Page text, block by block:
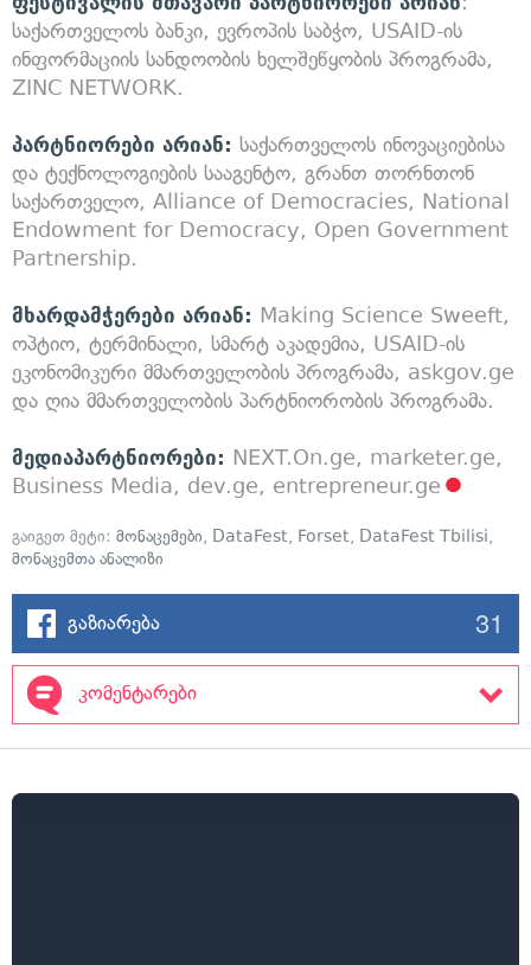
საქართველოს ბანკი, ევროპის საბჭო, USAID-ის
ინფორმაციის სანდოობის ხელშეწყობის პროგრამა,
ZINC NETWORK.
პარტნიორები არიან: საქართველოს ინოვაციებისა
და ტექნოლოგიების სააგენტო, გრანთ თორნთონ
საქართველო, Alliance of Democracies, National
Endowment for Democracy, Open Government
Partnership.
მხარდამჭერები არიან: Making Science Sweeft,
ოპტიო, ტერმინალი, სმარტ აკადემია, USAID-ის
ეკონომიკური მმართველობის პროგრამა, askgov.ge
და ღია მმართველობის პარტნიორობის პროგრამა.
მედიაპარტნიორები: NEXT.On.ge, marketer.ge,
Business Media, dev.ge, entrepreneur.ge
გაიგეთ მეტი: მონაცემები, DataFest, Forset, DataFest Tbilisi,
მონაცემთა ანალიზი
გაზიარება 31
კომენტარები